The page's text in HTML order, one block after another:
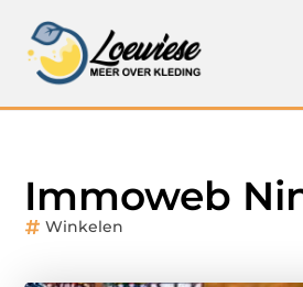
Immoweb
Winkelen